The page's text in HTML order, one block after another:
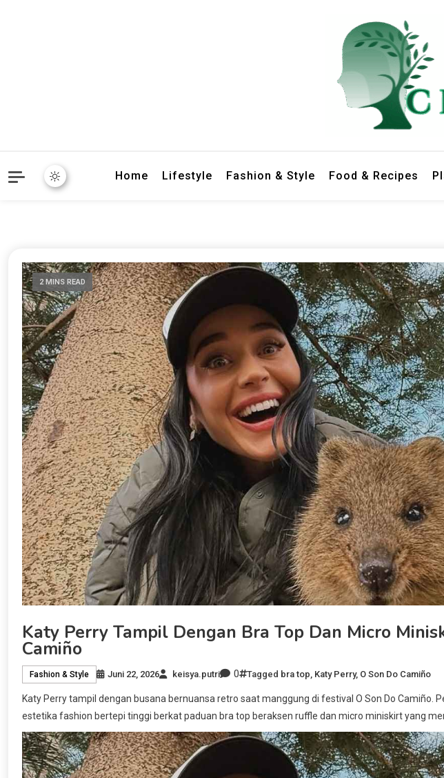
Home Lifestyle Fashion & Style Food & Recipes
2 MINS READ
Katy Perry Tampil Dengan Bra Top Dan Micro
Camiño
Fashion & Style Juni 22, 2026 keisya.putri 0 Tagged bra top Katy Perry, O Son Do Camiño
Katy Perry tampil dengan busana bernuansa retro saat manggung di festival O Son Do Camiño.
estetika fashion bertepi tinggi berkat paduan bra top beraksen ruffle dan micro miniskirt yang